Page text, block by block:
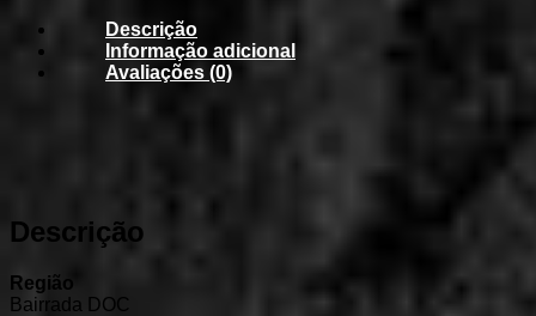
Descrição
Informação adicional
Avaliações (0)
Descrição
Região
Bairrada DOC